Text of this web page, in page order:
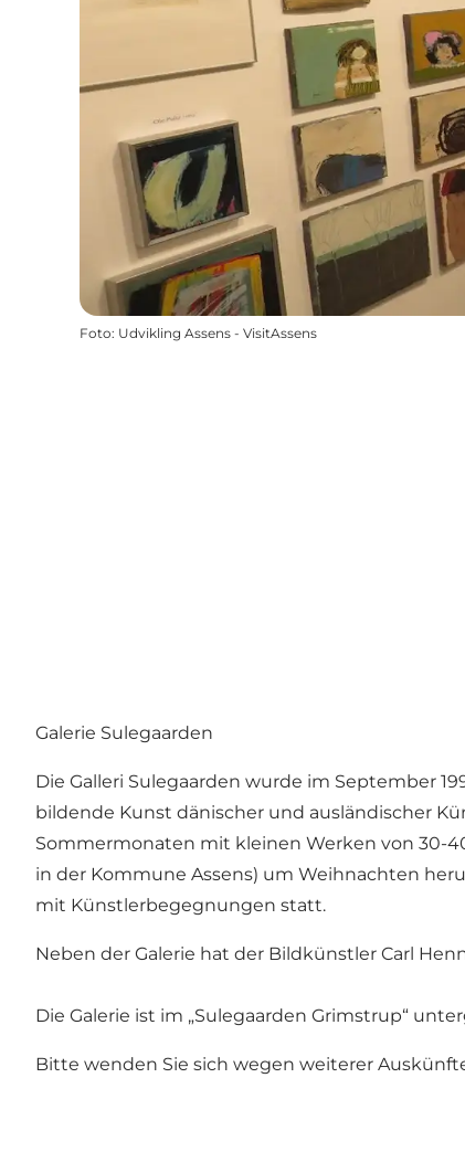
Foto: Udvikling Assens - VisitAssens
Galerie Sulegaarden
Die Galleri Sulegaarden wurde im September
bildende Kunst dänischer und ausländischer
Sommermonaten mit kleinen Werken von 30-
in der Kommune Assens) um Weihnachten
mit Künstlerbegegnungen statt.
Neben der Galerie hat der Bildkünstler Carl
Die Galerie ist im „Sulegaarden Grimstrup“
Bitte wenden Sie sich wegen weiterer